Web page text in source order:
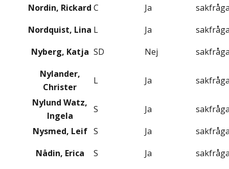
Nordin, Rickard C Ja
Nordquist, Lina L Ja
Nyberg, Katja SD Nej
Nylander,
Christer
L Ja
Nylund Watz,
Ingela
S Ja
Nysmed, Leif S Ja
Nådin, Erica
S Ja